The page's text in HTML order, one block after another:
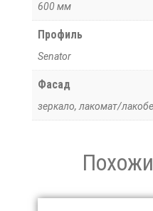
600 мм
Профиль
Senator
Фасад
зеркало, лакомат/